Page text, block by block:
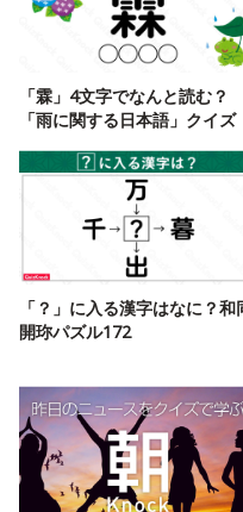
「霖」4文字でなんと読む？
「雨に関する日本語」クイズ
「？」に入る漢字はなに？和
開珎パズル172